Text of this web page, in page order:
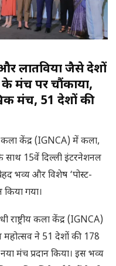
और लातविया जैसे देशों
के मंच पर चौंकाया,
मंच, 51 देशों की
कला केंद्र (IGNCA) में कला,
15वें दिल्ली इंटरनेशनल
भव्य और विशेष ‘पोस्ट-
गया।
राष्ट्रीय कला केंद्र (IGNCA)
ने 51 देशों की 178
मंच प्रदान किया। इस भव्य